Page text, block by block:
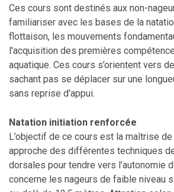
Ces cours sont destinés aux non-
familiariser avec les bases de la
flottaison, les mouvements
l'acquisition des premières
aquatique. Ces cours s’orientent vers
sachant pas se déplacer sur une
sans reprise d'appui.
Natation initiation renforcée
L’objectif de ce cours est la maîtrise
approche des différentes techniques
dorsales pour tendre vers l’autonomie
concerne les nageurs de faible niveau